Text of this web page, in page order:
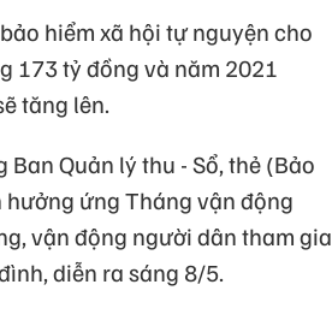
hiểm xã hội tự nguyện cho
173 tỷ đồng và năm 2021
tăng lên.
Quản lý thu - Sổ, thẻ (Bảo
hưởng ứng Tháng vận động
vận động người dân tham gia
diễn ra sáng 8/5.